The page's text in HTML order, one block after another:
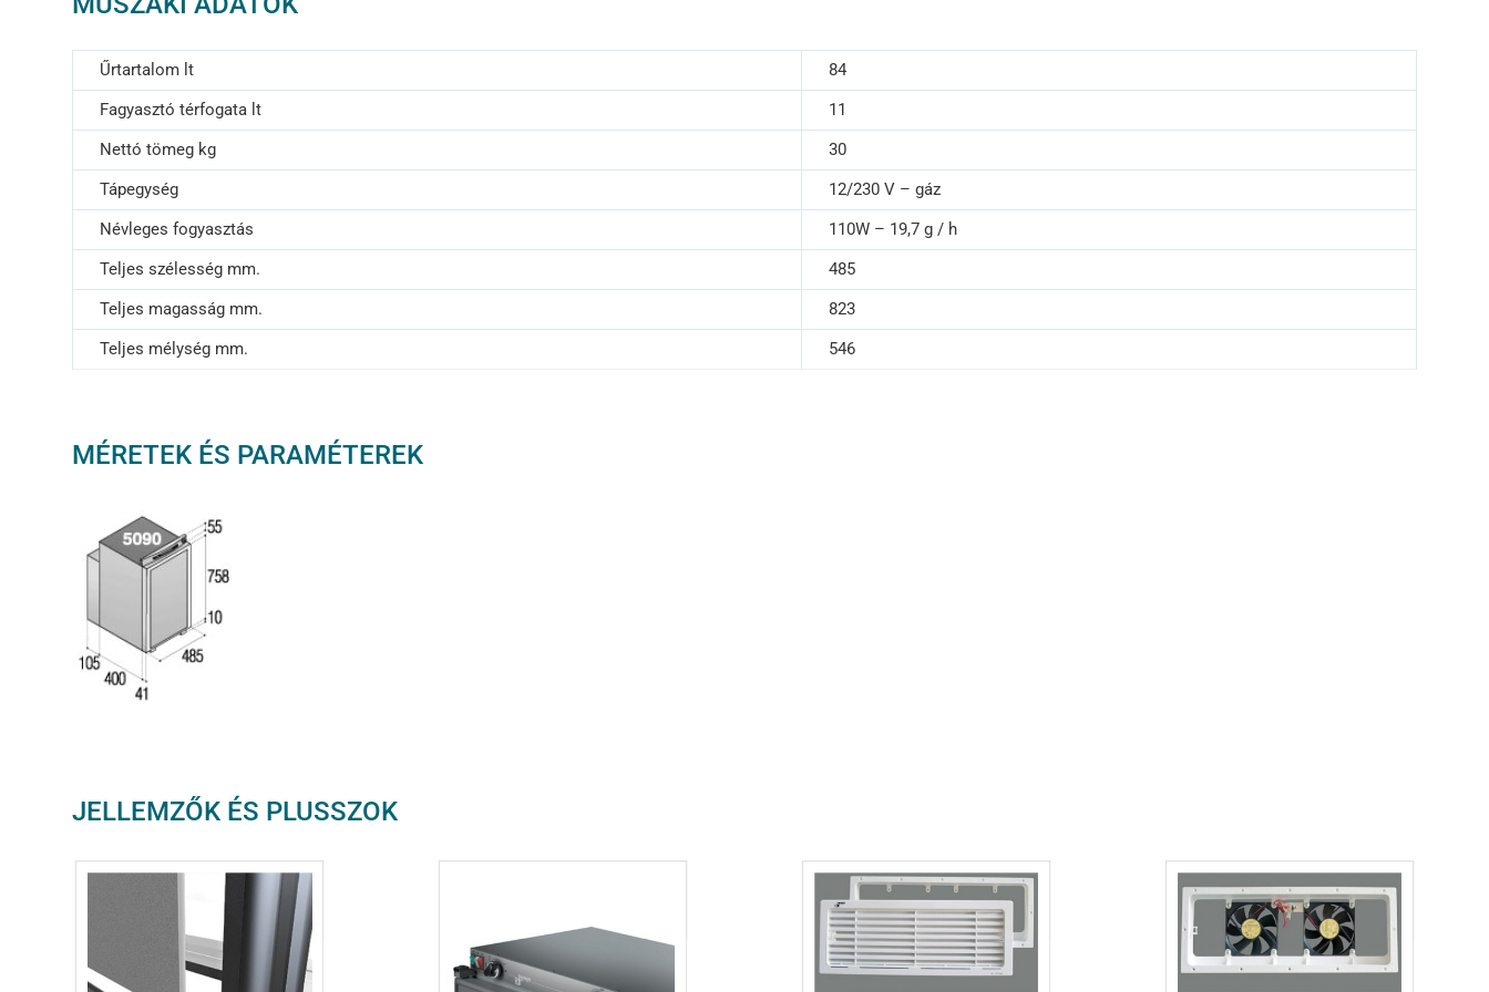
Űrtartalom lt
84
Fagyasztó térfogata lt
11
Nettó tömeg kg
30
Tápegység
12/230 V – gáz
Névleges fogyasztás
110W – 19,7 g / h
Teljes szélesség mm.
485
Teljes magasság mm.
823
Teljes mélység mm.
546
MÉRETEK ÉS PARAMÉTEREK
JELLEMZŐK ÉS PLUSSZOK